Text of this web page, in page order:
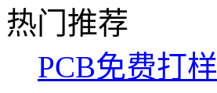
热门推荐
PCB免费打样